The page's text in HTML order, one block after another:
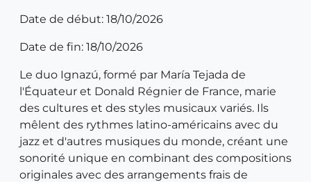
Date de début: 18/10/2026
Date de fin: 18/10/2026
Le duo Ignazú, formé par María Tejada de
l'Équateur et Donald Régnier de France, marie
des cultures et des styles musicaux variés. Ils
mêlent des rythmes latino-américains avec du
jazz et d'autres musiques du monde, créant une
sonorité unique en combinant des compositions
originales avec des arrangements frais de